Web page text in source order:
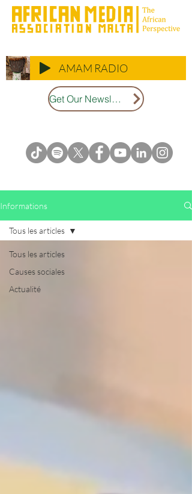
AMAM RADIO
Get Our Newsletter
Informations
Tous les articles
Causes sociales
Actualité
Tous les articles